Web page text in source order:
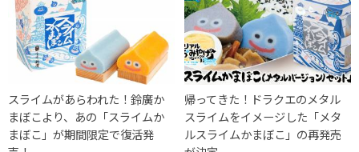
スライムがあらわれた！鈴廣か
まぼこより、あの「スライムか
まぼこ」が期間限定で復活発
帰ってきた！ドラクエのメタル
スライムをイメージした「メタ
ルスライムかまぼこ」の再発売